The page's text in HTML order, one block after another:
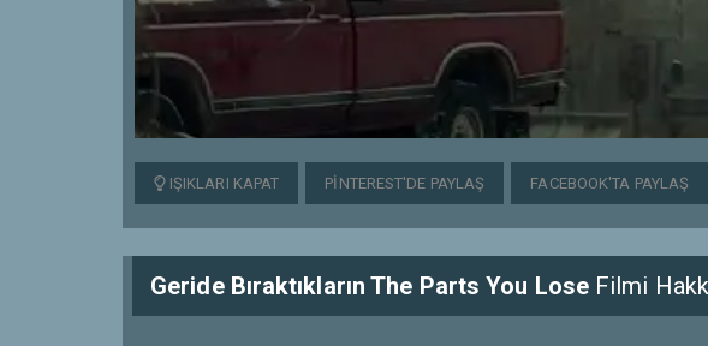
IŞIKLARI KAPAT PINTEREST'DE PAYLAŞ FACEBOOK'TA PAYLAŞ
Geride Bıraktıkların The Parts You LoseFilmi